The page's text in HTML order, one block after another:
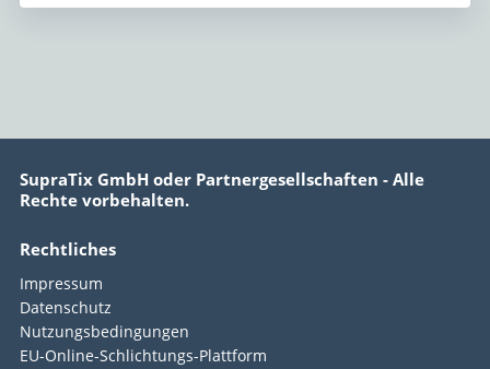
SupraTix GmbH oder Partnergesellschaften - Alle
Rechte vorbehalten.
Rechtliches
Impressum
Datenschutz
Nutzungsbedingungen
EU-Online-Schlichtungs-Plattform